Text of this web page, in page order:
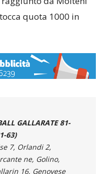
quota 1000 in
GALLARATE 81-
63)
7, Orlandi 2,
ne, Golino,